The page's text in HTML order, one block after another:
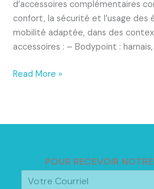
d’accessoires complémentaires
confort, la sécurité et l’usage des
mobilité adaptée, dans des
accessoires : – Bodypoint : harnais,
Read More »
POUR RECEVOIR